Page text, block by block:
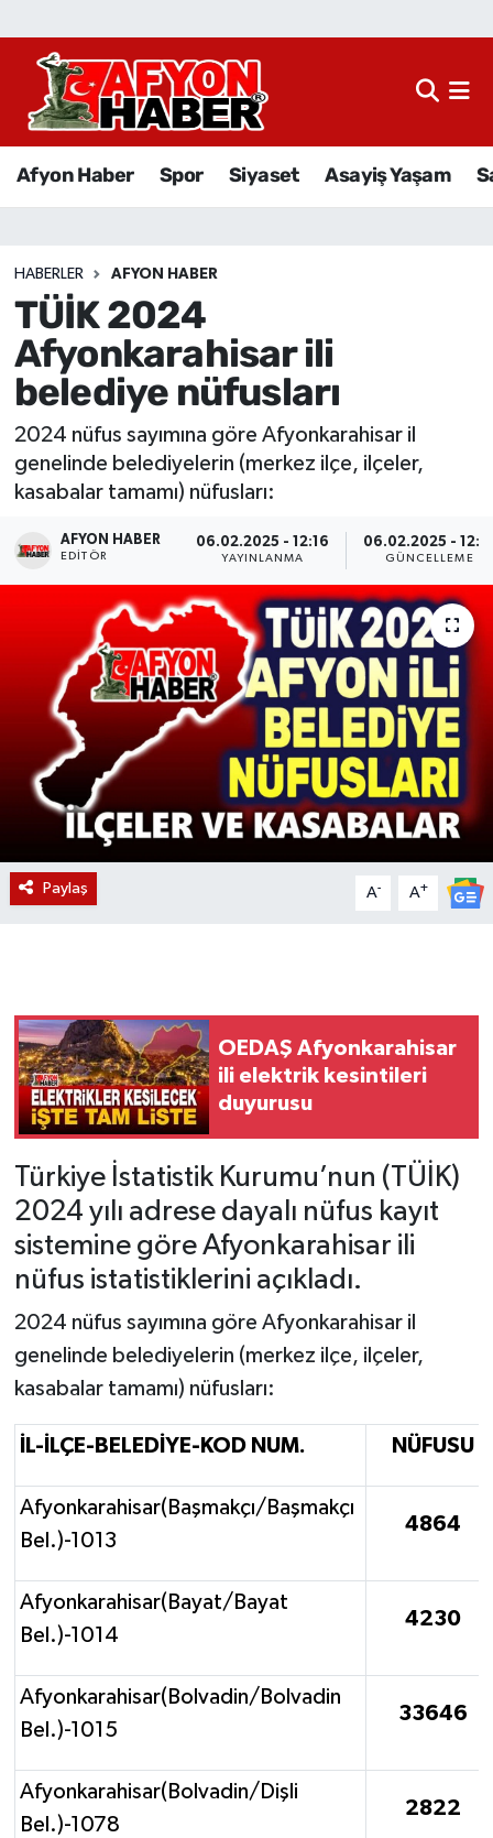
Afyon Haber Spor Siyaset Asayiş Yaşam
HABERLER AFYON HABER
TÜİK 2024
Afyonkarahisar ili
belediye nüfusları
2024 nüfus sayımına göre Afyonkarahisar il
genelinde belediyelerin (merkez ilçe, ilçeler,
kasabalar tamamı) nüfusları:
AFYON HABER
EDITÖR
06.02.2025 - 12:16
YAYINLANMA
06.02.2025 -
GÜNCELLEME
Paylaş A- A+
OEDAŞ Afyonkarahisar
ili elektrik kesintileri
duyurusu
Türkiye İstatistik Kurumu’nun (TÜİK)
2024 yılı adrese dayalı nüfus kayıt
sistemine göre Afyonkarahisar ili
nüfus istatistiklerini açıkladı.
2024 nüfus sayımına göre Afyonkarahisar il
genelinde belediyelerin (merkez ilçe, ilçeler,
kasabalar tamamı) nüfusları:
İL-İLÇE-BELEDİYE-KOD NUM. NÜFUSU
Afyonkarahisar(Başmakçı/Başmakçı
Bel.)-1013
4864
Afyonkarahisar(Bayat/Bayat
Bel.)-1014
4230
Afyonkarahisar(Bolvadin/Bolvadin
Bel.)-1015
33646
Afyonkarahisar(Bolvadin/Dişli
Bel.)-1078
2822
Afyon Haber
Sağlık
Eğitim
Ekonomi
Magazin
Etkinlikler